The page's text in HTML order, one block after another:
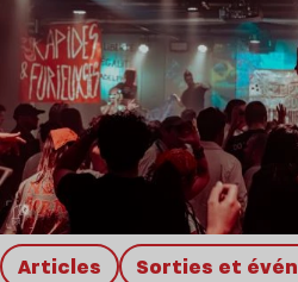
Articles Sorties et